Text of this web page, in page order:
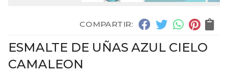
COMPARTIR:
ESMALTE DE UÑAS AZUL CIELO
CAMALEON